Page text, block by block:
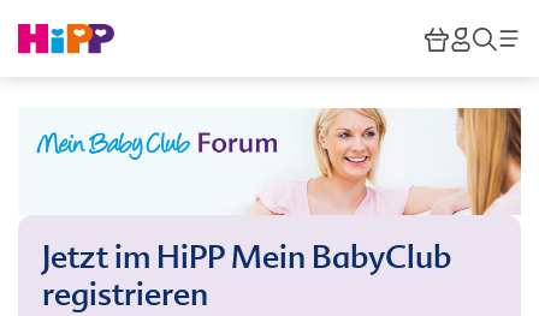
HiPP
Jetzt im HiPP Mein BabyClub
registrieren